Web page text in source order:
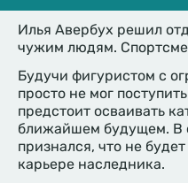
Илья Авербух решил
чужим людям.
Будучи фигуристом с
просто не мог
предстоит осваивать
ближайшем будущем. В
признался, что не
карьере наследника.